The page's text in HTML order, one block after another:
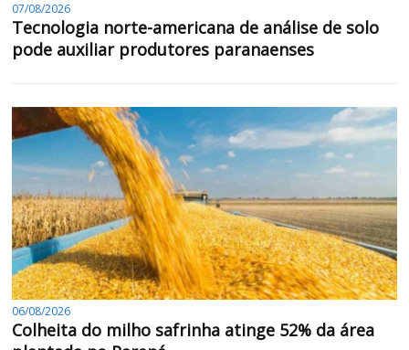
07/08/2026
Tecnologia norte-americana de análise de solo
pode auxiliar produtores paranaenses
06/08/2026
Colheita do milho safrinha atinge 52% da área